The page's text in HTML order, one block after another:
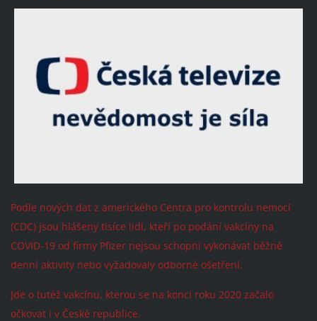
Podle nových dat z amerického Centra pro kontrolu nemocí
(CDC) jsou hlášeny tisíce lidí, kteří po podání vakcíny na
COVID-19 od firmy Pfizer nejsou schopni vykonávat běžné
denní aktivity nebo vyžadovaly odborné ošetření.
Jde o tutéž vakcínu, kterou se na konci roku 2020 začalo
očkovat i v České republice.